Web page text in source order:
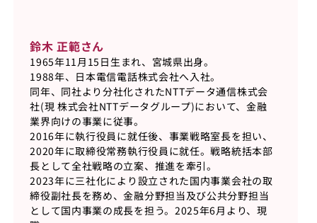
鈴木 正範さん
1965年11月15日生まれ、宮城県出身。
1988年、日本電信電話株式会社へ入社。
同年、同社より分社化されたNTTデータ通信株式会
社(現 株式会社NTTデータグループ)において、金融
業界向けの事業に従事。
2016年に執行役員に就任後、事業戦略室長を担い、
2020年に取締役常務執行役員に就任。戦略統括本部
長として全社戦略の立案、推進を牽引。
2023年に三社化により設立された国内事業会社の取
締役副社長を務め、金融分野担当及び公共分野担当
として国内事業の成長を担う。2025年6月より、現